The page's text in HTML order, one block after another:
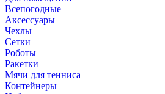
Всепогодные
Аксессуары
Чехлы
Сетки
Роботы
Ракетки
Мячи для тенниса
Контейнеры